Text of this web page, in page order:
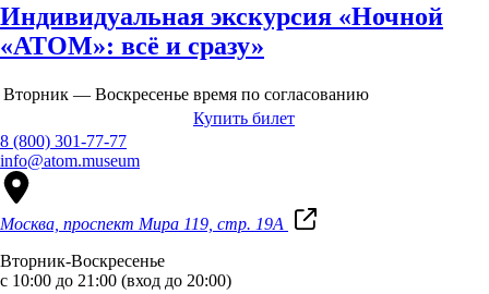
Индивидуальная экскурсия «Ночной
«АТОМ»: всё и сразу»
Вторник — Воскресенье время по согласованию
Купить билет
8 (800) 301-77-77
info@atom.museum
Москва, проспект Мира 119, стр. 19А
Вторник-Воскресенье
с 10:00 до 21:00 (вход до 20:00)